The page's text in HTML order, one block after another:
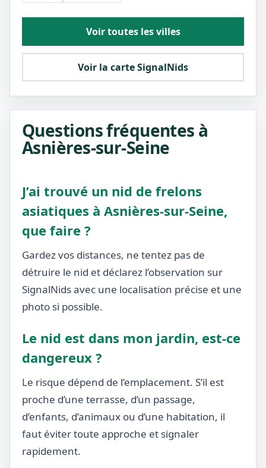
Voir toutes les villes
Voir la carte SignalNids
Questions fréquentes à
Asnières-sur-Seine
J’ai trouvé un nid de frelons
asiatiques à Asnières-sur-Seine,
que faire ?
Gardez vos distances, ne tentez pas de
détruire le nid et déclarez l’observation sur
SignalNids avec une localisation précise et une
photo si possible.
Le nid est dans mon jardin, est-ce
dangereux ?
Le risque dépend de l’emplacement. S’il est
proche d’une terrasse, d’un passage,
d’enfants, d’animaux ou d’une habitation, il
faut éviter toute approche et signaler
rapidement.